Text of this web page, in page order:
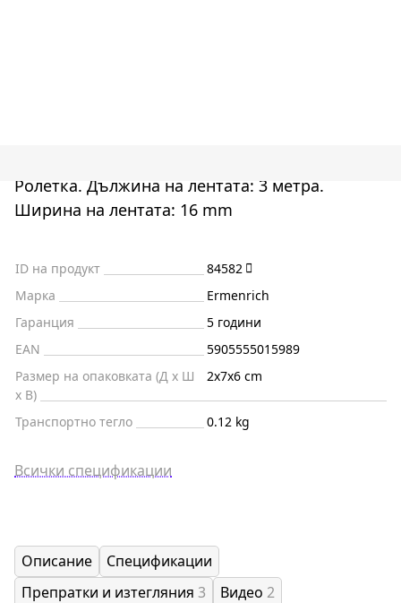
Ролетка. Дължина на лентата: 3 метра.
Ширина на лентата: 16 mm
ID на продукт
84582
Марка
Ermenrich
Гаранция
5 години
EAN
5905555015989
Размер на опаковката (Д x Ш
x В)
2x7x6 cm
Транспортно тегло 0.12 kg
Всички спецификации
Описание
Спецификации
Препратки и изтегляния 3 Видео 2